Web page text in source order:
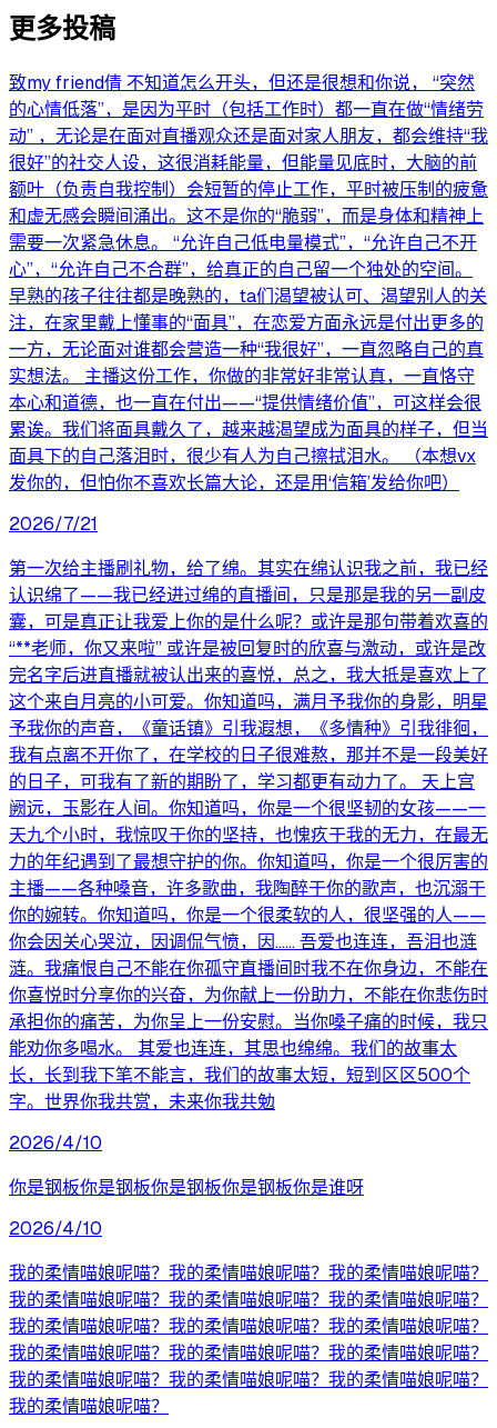
更多投稿
致my friend倩 不知道怎么开头，但还是很想和你说， “突然
的心情低落”，是因为平时（包括工作时）都一直在做“情绪劳
动” ，无论是在面对直播观众还是面对家人朋友，都会维持“我
很好”的社交人设，这很消耗能量，但能量见底时，大脑的前
额叶（负责自我控制）会短暂的停止工作，平时被压制的疲惫
和虚无感会瞬间涌出。这不是你的“脆弱”，而是身体和精神上
需要一次紧急休息。 “允许自己低电量模式”，“允许自己不开
心”，“允许自己不合群”，给真正的自己留一个独处的空间。
早熟的孩子往往都是晚熟的，ta们渴望被认可、渴望别人的关
注，在家里戴上懂事的“面具”，在恋爱方面永远是付出更多的
一方，无论面对谁都会营造一种“我很好”，一直忽略自己的真
实想法。 主播这份工作，你做的非常好非常认真，一直恪守
本心和道德，也一直在付出——“提供情绪价值”，可这样会很
累诶。我们将面具戴久了，越来越渴望成为面具的样子，但当
面具下的自己落泪时，很少有人为自己擦拭泪水。 （本想vx
发你的，但怕你不喜欢长篇大论，还是用‘信箱’发给你吧）
2026/7/21
第一次给主播刷礼物，给了绵。其实在绵认识我之前，我已经
认识绵了——我已经进过绵的直播间，只是那是我的另一副皮
囊，可是真正让我爱上你的是什么呢？或许是那句带着欢喜的
“**老师，你又来啦” 或许是被回复时的欣喜与激动，或许是改
完名字后进直播就被认出来的喜悦，总之，我大抵是喜欢上了
这个来自月亮的小可爱。你知道吗，满月予我你的身影，明星
予我你的声音，《童话镇》引我遐想，《多情种》引我徘徊，
我有点离不开你了，在学校的日子很难熬，那并不是一段美好
的日子，可我有了新的期盼了，学习都更有动力了。 天上宫
阙远，玉影在人间。你知道吗，你是一个很坚韧的女孩——一
天九个小时，我惊叹于你的坚持，也愧疚于我的无力，在最无
力的年纪遇到了最想守护的你。你知道吗，你是一个很厉害的
主播——各种嗓音，许多歌曲，我陶醉于你的歌声，也沉溺于
你的婉转。你知道吗，你是一个很柔软的人，很坚强的人——
你会因关心哭泣，因调侃气愤，因…… 吾爱也连连，吾泪也涟
涟。我痛恨自己不能在你孤守直播间时我不在你身边，不能在
你喜悦时分享你的兴奋，为你献上一份助力，不能在你悲伤时
承担你的痛苦，为你呈上一份安慰。当你嗓子痛的时候，我只
能劝你多喝水。 其爱也连连，其思也绵绵。我们的故事太
长，长到我下笔不能言，我们的故事太短，短到区区500个
字。世界你我共赏，未来你我共勉
2026/4/10
你是钢板你是钢板你是钢板你是钢板你是谁呀
2026/4/10
我的柔情喵娘呢喵？我的柔情喵娘呢喵？我的柔情喵娘呢喵？
我的柔情喵娘呢喵？我的柔情喵娘呢喵？我的柔情喵娘呢喵？
我的柔情喵娘呢喵？我的柔情喵娘呢喵？我的柔情喵娘呢喵？
我的柔情喵娘呢喵？我的柔情喵娘呢喵？我的柔情喵娘呢喵？
我的柔情喵娘呢喵？我的柔情喵娘呢喵？我的柔情喵娘呢喵？
我的柔情喵娘呢喵？